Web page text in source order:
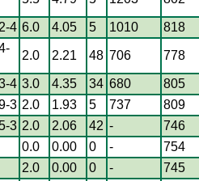
4 6.0 4.05 5 1010 818
2.0 2.21 48 706 778
4 3.0 4.35 34 680
805
3 2.0 1.93 5 737
809
3 2.0 2.06 42 -
746
0.0 0.00 0 -
754
2.0 0.00 0 -
745